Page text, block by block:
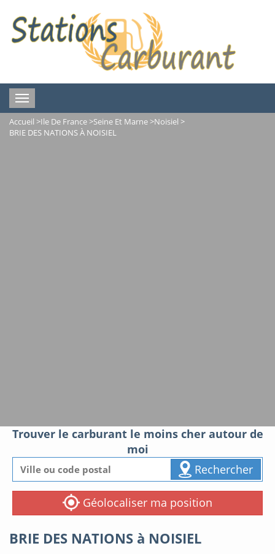
Toggle
navigation
Accueil >Ile De France>Seine Et Marne>Noisiel >
BRIE DES NATIONS À NOISIEL
Trouver le carburant le moins cher autour de
moi
Rechercher
Géolocaliser ma position
BRIE DES NATIONS à NOISIEL